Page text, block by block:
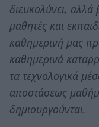
διευκολύνει, αλλά
μαθητές και
καθημερινή μας
καθημερινά
τα τεχνολογικά
αποστάσεως
δημιουργούνται.